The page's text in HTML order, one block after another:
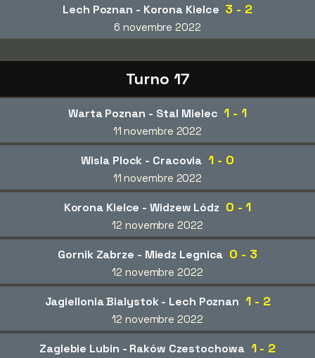
Lech Poznan - Korona Kielce 3 - 2
6 novembre 2022
Turno 17
Warta Poznan - Stal Mielec 1 - 1
11 novembre 2022
Wisla Plock - Cracovia 1 - 0
11 novembre 2022
Korona Kielce - Widzew Lódz 0 - 1
12 novembre 2022
Gornik Zabrze - Miedz Legnica 0 - 3
12 novembre 2022
Jagiellonia Bialystok - Lech Poznan 1 - 2
12 novembre 2022
Zaglebie Lubin - Raków Czestochowa 1 - 2